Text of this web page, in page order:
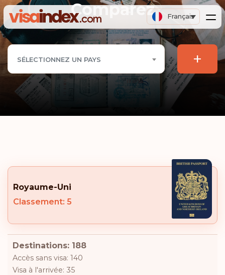
Français
Comparez
SÉLECTIONNEZ UN PAYS +
Royaume-Uni
Classement: 5
Destinations: 188
Accès sans visa: 140
Visa à l'arrivée: 35